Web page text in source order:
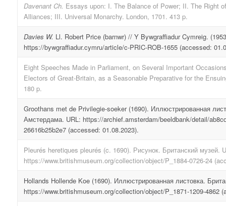
Davenant Ch. Essays upon: I. The Balance of Power; II. The Right
Alliances; III. Universal Monarchy. London, 1701. 413 p.
Davies W. Ll. Robert Price (barnwr) // Y Bywgraffiadur Cymreig.
https://bywgraffiadur.cymru/article/c-PRIC-ROB-1655 (accessed:
Eight Speeches Made in Parliament, on Several Important
Electors of Great-Britain, as a Seasonable Preparative for the
180 p.
Groothans met de Privilegie-soeker (1690). Иллюстрированная
Амстердама. URL: https://archief.amsterdam/beeldbank/detail/
26616b25b2e7 (accessed: 01.08.2023).
Pleurés heretiques pleurés (c. 1690). Рисунок. Британский музей.
https://www.britishmuseum.org/collection/object/P_1884-0726-24
Hollands Hollende Koe (1690). Иллюстрированная листовка.
https://www.britishmuseum.org/collection/object/P_1871-1209-4862